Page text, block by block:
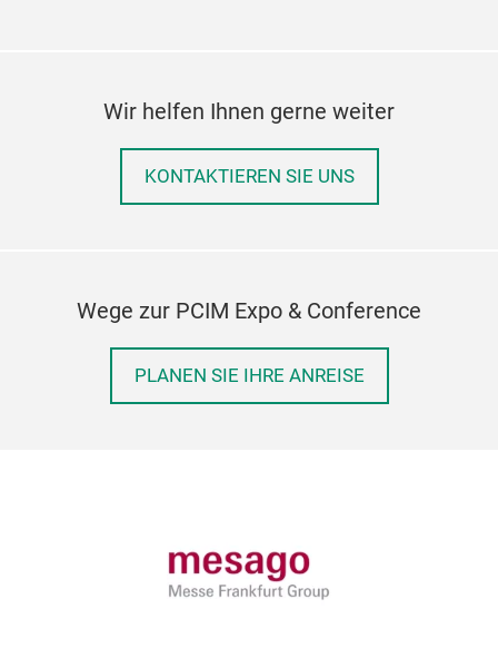
Wir helfen Ihnen gerne weiter
KONTAKTIEREN SIE UNS
Wege zur PCIM Expo & Conference
PLANEN SIE IHRE ANREISE